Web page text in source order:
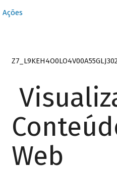
Ações
Web